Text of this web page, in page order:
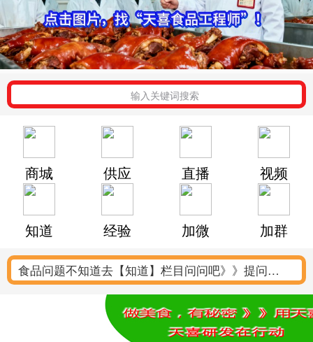
输入关键词搜索
商城 供应 直播 视频
知道 经验 加微 加群
食品问题不知道去【知道】栏目问问吧》》提问点
几千余个食品相关【标准】无插件，免费下载点这
食品及相关【百科】知识，不用到处找，点这里都
【经验妙招】配方工艺、烹饪技巧、设备使用...看